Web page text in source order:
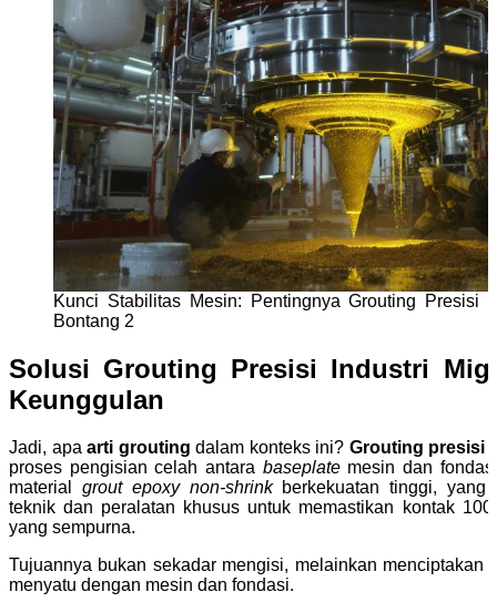
Kunci Stabilitas Mesin: Pentingnya Grouting Presisi
Bontang 2
Solusi Grouting Presisi Industri
Keunggulan
Jadi, apaarti grouting dalam konteks ini? Grouting presisi
proses pengisian celah antara baseplatemesin dan
material grout epoxy non-shrinkberkekuatan tinggi, yang
teknik dan peralatan khusus untuk memastikan kontak
yang sempurna.
Tujuannya bukan sekadar mengisi, melainkan menciptakan
menyatu dengan mesin dan fondasi.